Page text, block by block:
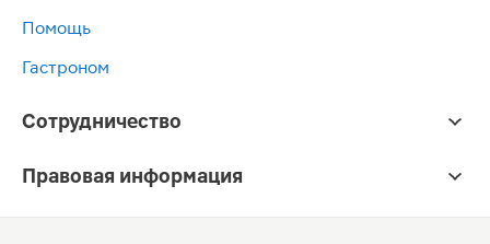
Помощь
Гастроном
Сотрудничество
Правовая информация